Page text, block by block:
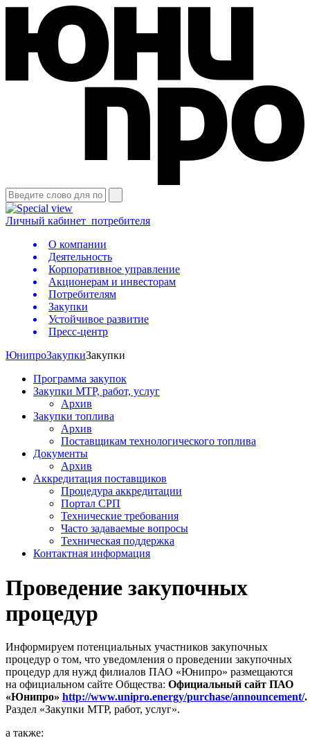
Личный кабинет потребителя
О компании
Деятельность
Корпоративное управление
Акционерам и инвесторам
Потребителям
Закупки
Устойчивое развитие
Пресс-центр
ЮнипроЗакупкиЗакупки
Программа закупок
Закупки МТР, работ, услуг
Архив
Закупки топлива
Архив
Поставщикам технологического топлива
Документы
Архив
Аккредитация поставщиков
Процедура аккредитации
Портал СРП
Технические требования
Часто задаваемые вопросы
Техническая поддержка
Контактная информация
Проведение закупочных
процедур
Информируем потенциальных участников закупочных
процедур о том, что уведомления о проведении закупочных
процедур для нужд филиалов ПАО «Юнипро» размещаются
на официальном сайте Общества: Официальный сайт ПАО
«Юнипро» http://www.unipro.energy/purchase/announcement/.
Раздел «Закупки МТР, работ, услуг».
а также: